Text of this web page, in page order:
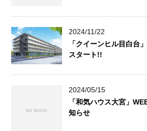
2024/11/22
「クイーンヒル目白台
スタート!!
2024/05/15
「和気ハウス大宮」
知らせ